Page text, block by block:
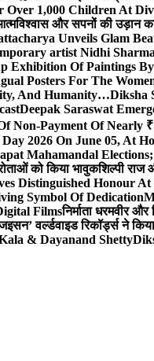
1,000 Children At
और सपनों की उड़ान
Unveils Glam
artist Nidhi
Exhibition Of Paintings
Posters For The
And Humanity…Diksha
Deepak Saraswat
Non-Payment Of
2026 On June 05, At
Mahamandal
को किया भावुकशिल्पी राज
Distinguished Honour
Symbol Of Dedication
Filmsनिर्माता धरमवीर
वर्ल्डवाइड रिकॉर्ड्स ने
& Dayanand Shetty